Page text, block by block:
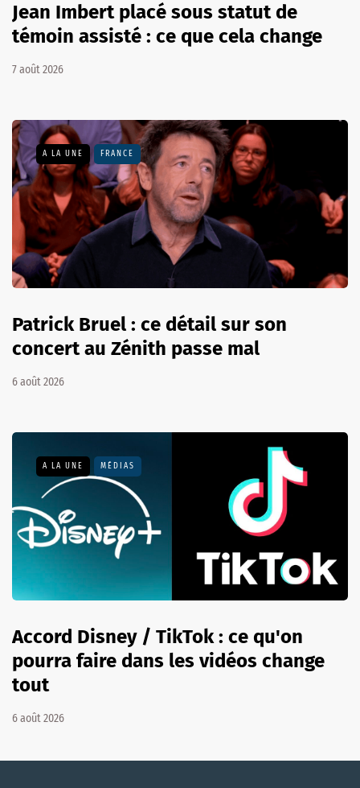
Jean Imbert placé sous statut de
témoin assisté : ce que cela change
7 août 2026
A LA UNE FRANCE
Patrick Bruel : ce détail sur son
concert au Zénith passe mal
6 août 2026
A LA UNE MÉDIAS
Accord Disney / TikTok : ce qu'on
pourra faire dans les vidéos change
tout
6 août 2026